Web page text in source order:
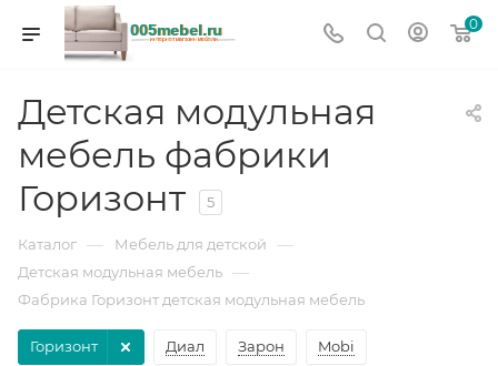
0
Детская модульная
мебель фабрики
Горизонт
5
Каталог — Мебель для детской —
Детская модульная мебель —
Фабрика Горизонт детская модульная мебель
Диал Зарон Mobi
Горизонт